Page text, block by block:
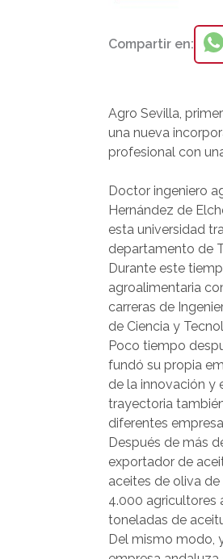
Compartir en:
Agro Sevilla,
una nueva
profesional con
Doctor ingeniero
Hernández de
esta universidad
departamento de
Durante este
agroalimentaria
carreras de
de Ciencia y
Poco tiempo
fundó su propia
de la innovación y
trayectoria
diferentes
Después de más
exportador de
aceites de oliva
4.000 agricultores
toneladas de
Del mismo modo,